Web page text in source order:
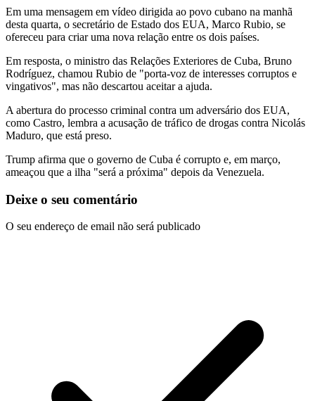
Em uma mensagem em vídeo dirigida ao povo cubano na manhã
desta quarta, o secretário de Estado dos EUA, Marco Rubio, se
ofereceu para criar uma nova relação entre os dois países.
Em resposta, o ministro das Relações Exteriores de Cuba, Bruno
Rodríguez, chamou Rubio de "porta-voz de interesses corruptos e
vingativos", mas não descartou aceitar a ajuda.
A abertura do processo criminal contra um adversário dos EUA,
como Castro, lembra a acusação de tráfico de drogas contra Nicolás
Maduro, que está preso.
Trump afirma que o governo de Cuba é corrupto e, em março,
ameaçou que a ilha "será a próxima" depois da Venezuela.
Deixe o seu comentário
O seu endereço de email não será publicado